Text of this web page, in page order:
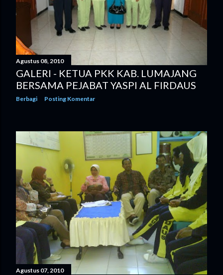
Agustus 08, 2010
GALERI - KETUA PKK KAB. LUMAJANG
BERSAMA PEJABAT YASPI AL FIRDAUS
Berbagi Posting Komentar
Agustus 07, 2010